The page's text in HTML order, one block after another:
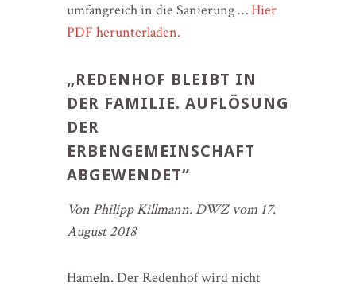
umfangreich in die Sanierung …Hier
PDF herunterladen.
„REDENHOF BLEIBT IN
DER FAMILIE. AUFLÖSUNG
DER
ERBENGEMEINSCHAFT
ABGEWENDET“
Von Philipp Killmann. DWZ vom 17.
August 2018
Hameln. Der Redenhof wird nicht